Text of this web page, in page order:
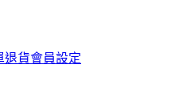
退貨會員設定